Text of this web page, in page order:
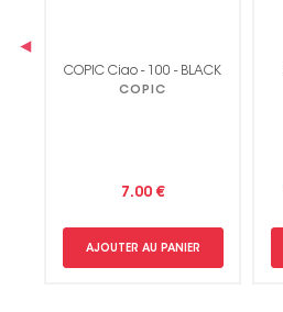
COPIC Ciao - 100 - BLACK
COPIC
7.00 €
AJOUTER AU PANIER
‹